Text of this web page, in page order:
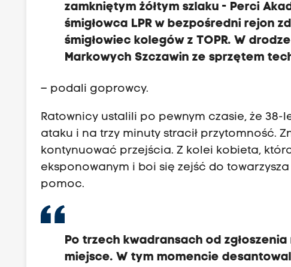
zamkniętym żółtym szlaku - Perci
śmigłowca LPR w bezpośredni rejon
śmigłowiec kolegów z TOPR. W
Markowych Szczawin ze sprzętem
– podali goprowcy.
Ratownicy ustalili po pewnym czasie, że
ataku i na trzy minuty stracił przytomność.
kontynuować przejścia. Z kolei kobieta,
eksponowanym i boi się zejść do
pomoc.
Po trzech kwadransach od
miejsce. W tym momencie